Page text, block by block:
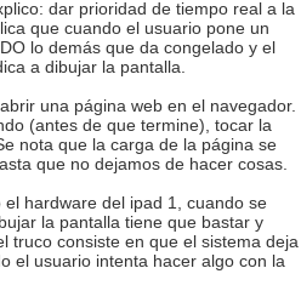
dar prioridad de tiempo real a la
que cuando el usuario pone un
lo demás que da congelado y el
a dibujar la pantalla.
una página web en el navegador.
(antes de que termine), tocar la
nota que la carga de la página se
que no dejamos de hacer cosas.
hardware del ipad 1, cuando se
la pantalla tiene que bastar y
truco consiste en que el sistema deja
el usuario intenta hacer algo con la